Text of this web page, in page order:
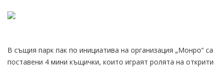
В същия парк пак по инициатива на организация „Монро“ са
поставени 4 мини къщички, които играят ролята на открити